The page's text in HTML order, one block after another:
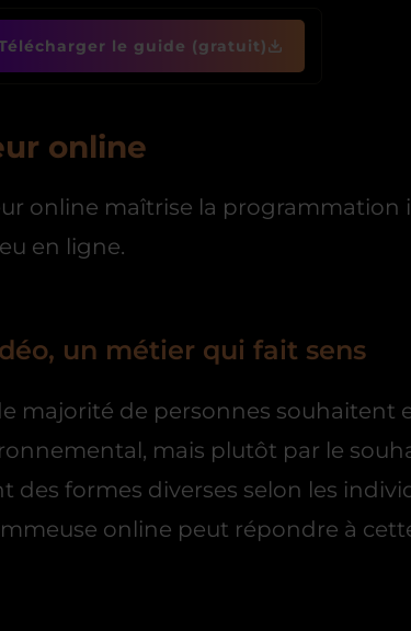
le guide (gratuit)
online
online maîtrise la programmation
en ligne.
un métier qui fait sens
majorité de personnes
mais plutôt par le
formes diverses selon les
online peut répondre à